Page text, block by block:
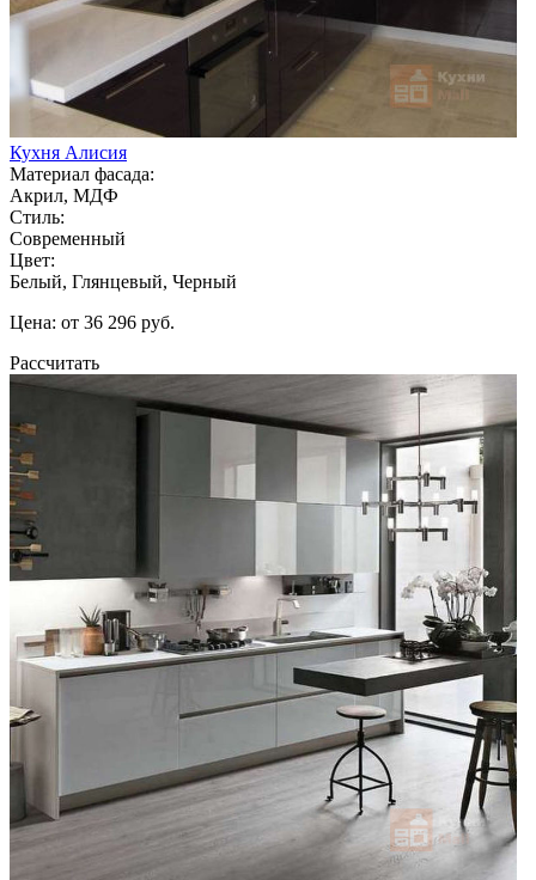
Кухня Алисия
Материал фасада:
Акрил, МДФ
Стиль:
Современный
Цвет:
Белый, Глянцевый, Черный
Цена: от 36 296 руб.
Рассчитать